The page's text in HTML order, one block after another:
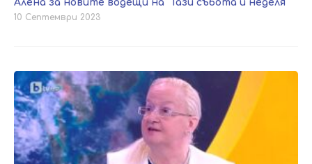
Алена за новите водещи на "Тази събота и неделя"
10 Септември 2023